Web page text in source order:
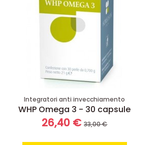
Integratori anti invecchiamento
WHP Omega 3 - 30 capsule
26,40 €33,00 €